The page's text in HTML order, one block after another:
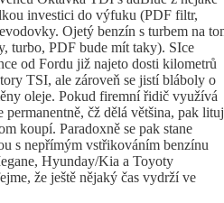
investici do výfuku (PDF filtr,
Ojetý benzín s turbem na
turbo, PDF bude mít taky). SIce
od Fordu již najeto dosti kilometrů
TSI, ale zároveň se jistí bláboly o
oleje. Pokud firemní řidič využívá
čž dělá většina, pak
koupí. Paradoxně se pak stane
s nepřímým vstřikováním benzínu
Hyunday/Kia a Toyoty
že ještě nějaký čas vydrží ve